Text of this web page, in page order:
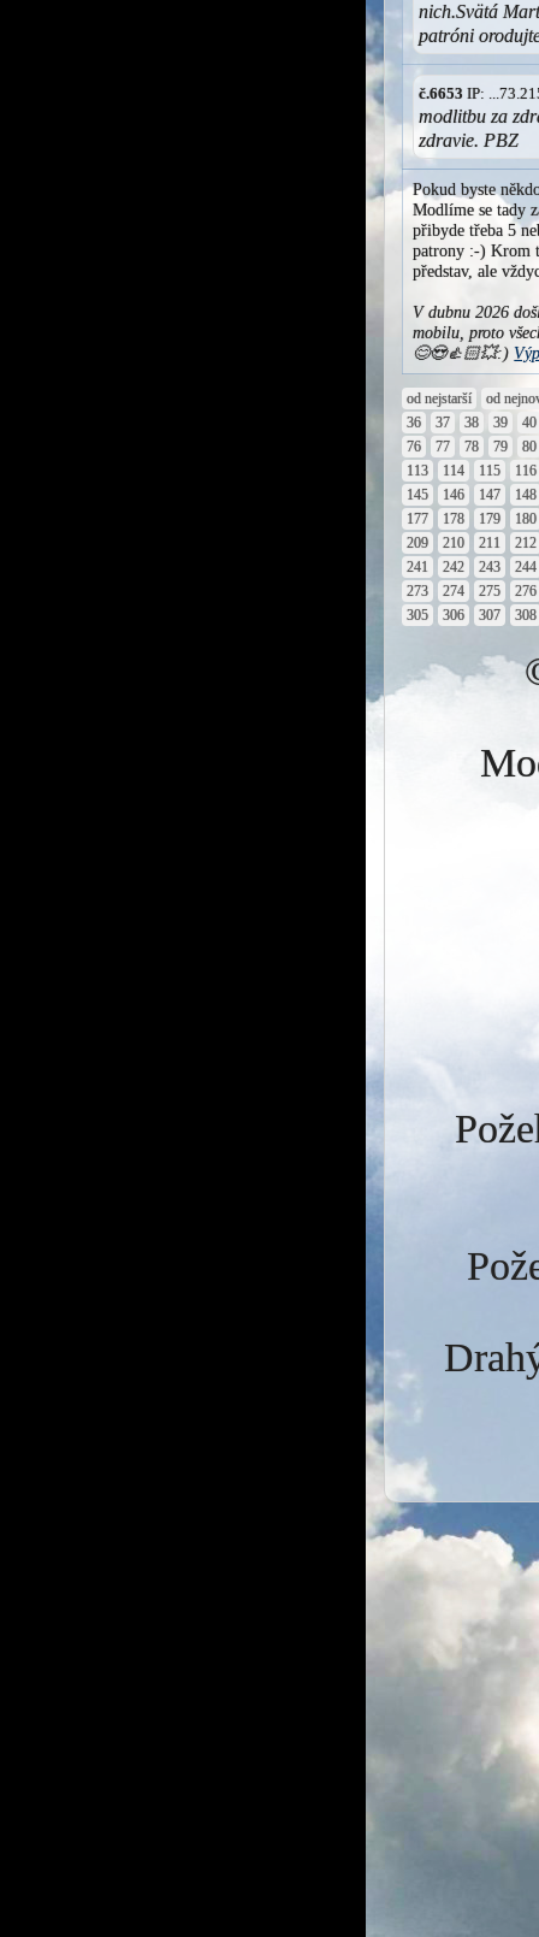
nich.Svätá
patróni
č.6653 IP:
modlitbu za
zdravie. PBZ
Pokud byste
Modlíme se tady
přibyde třeba 5
patrony :-) Krom
představ, ale
V dubnu 2026
mobilu, proto
😊😍👍🏻💥:)
od nejstarší
od
36
37 38 39
40
76
77 78 79
80
113
114 115
116
145
146 147
148
177
178 179
180
209
210 211
212
241
242 243
244
273
274 275
276
305
306 307 308